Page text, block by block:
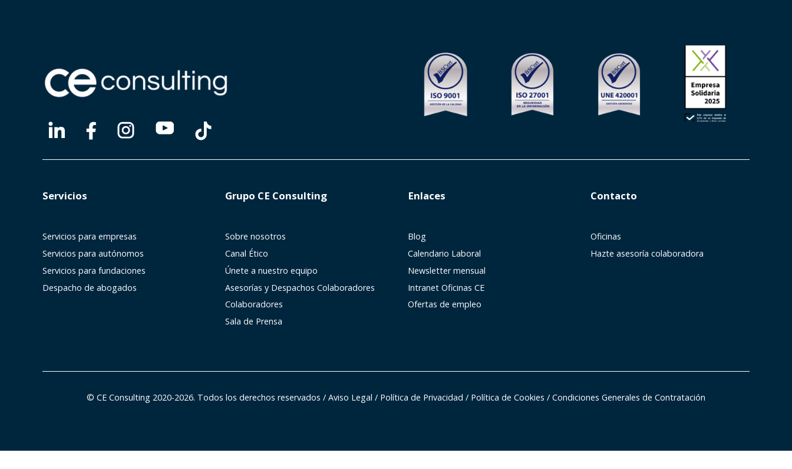
Servicios
Servicios para empresas
Servicios para autónomos
Servicios para fundaciones
Despacho de abogados
Grupo CE Consulting
Sobre nosotros
Canal Ético
Únete a nuestro equipo
Asesorías y Despachos Colaboradores
Colaboradores
Sala de Prensa
Enlaces
Blog
Calendario Laboral
Newsletter mensual
Intranet Oficinas CE
Ofertas de empleo
Contacto
Oficinas
Hazte asesoría colaboradora
© CE Consulting 2020-2026. Todos los derechos reservados / Aviso Legal / Política de Privacidad / Política de Cookies / Condiciones Generales de Contratación